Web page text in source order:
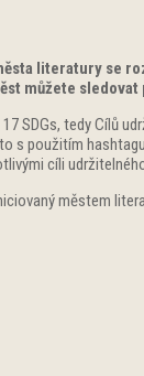
literatury
můžete
tedy Cílů
použitím
cíli
městem